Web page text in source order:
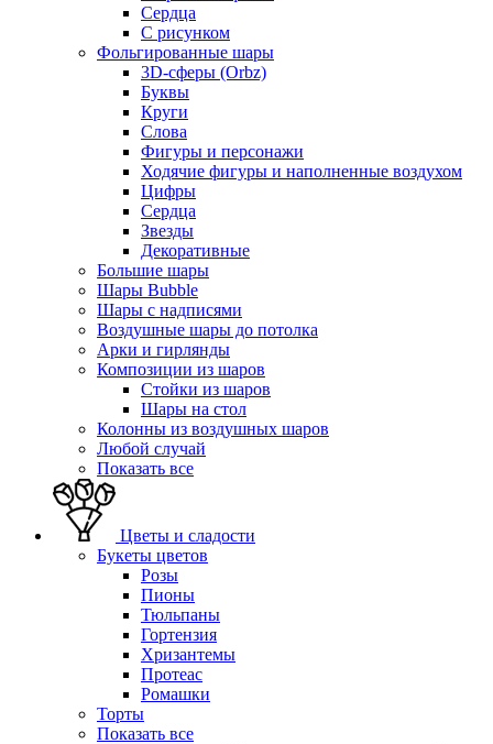
Сердца
С рисунком
Фольгированные шары
3D-сферы (Orbz)
Буквы
Круги
Слова
Фигуры и персонажи
Ходячие фигуры и наполненные воздухом
Цифры
Сердца
Звезды
Декоративные
Большие шары
Шары Bubble
Шары с надписями
Воздушные шары до потолка
Арки и гирлянды
Композиции из шаров
Стойки из шаров
Шары на стол
Колонны из воздушных шаров
Любой случай
Показать все
Цветы и сладости
Букеты цветов
Розы
Пионы
Тюльпаны
Гортензия
Хризантемы
Протеас
Ромашки
Торты
Показать все